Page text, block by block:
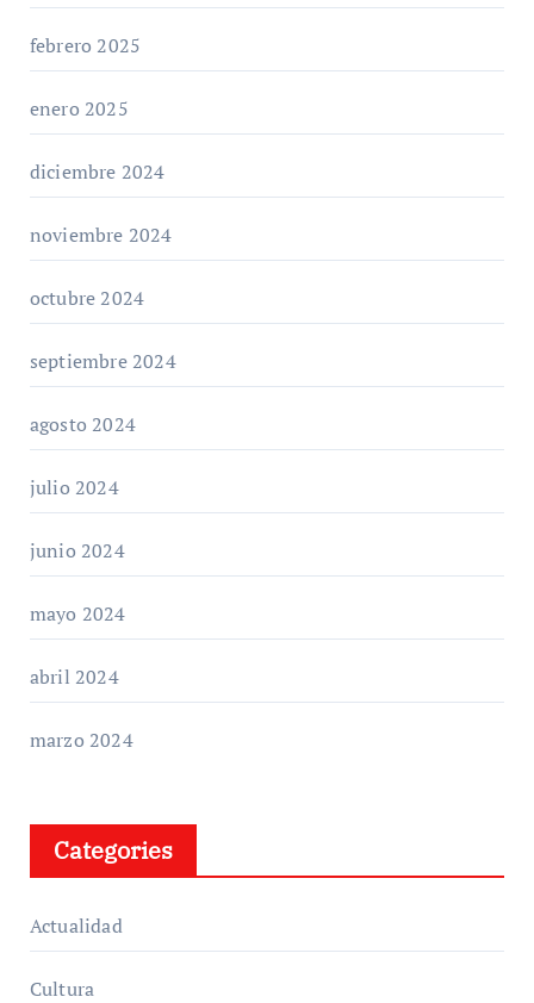
febrero 2025
enero 2025
diciembre 2024
noviembre 2024
octubre 2024
septiembre 2024
agosto 2024
julio 2024
junio 2024
mayo 2024
abril 2024
marzo 2024
Categories
Actualidad
Cultura